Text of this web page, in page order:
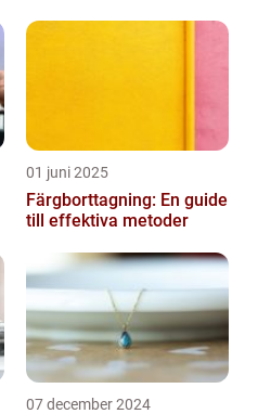
01 juni 2025
Färgborttagning: En guide
till effektiva metoder
07 december 2024